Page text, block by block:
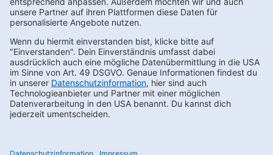
Mit GOSCH SYLT einfach
lecker durchwärmen
Lecker durch den Winter
Newsletter bestellen
FAQs